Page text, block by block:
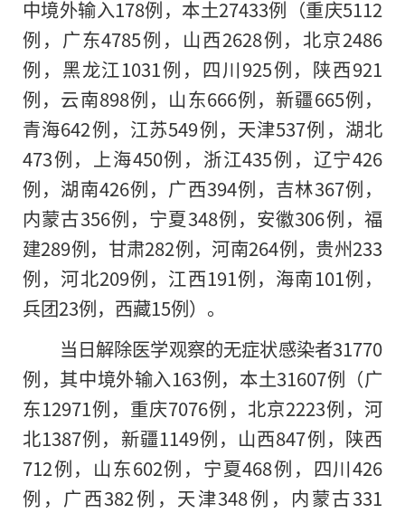
中境外输入178例，本土27433例（重庆5112
例，广东4785例，山西2628例，北京2486
例，黑龙江1031例，四川925例，陕西921
例，云南898例，山东666例，新疆665例，
青海642例，江苏549例，天津537例，湖北
473例，上海450例，浙江435例，辽宁426
例，湖南426例，广西394例，吉林367例，
内蒙古356例，宁夏348例，安徽306例，福
建289例，甘肃282例，河南264例，贵州233
例，河北209例，江西191例，海南101例，
兵团23例，西藏15例）。
当日解除医学观察的无症状感染者31770
例，其中境外输入163例，本土31607例（广
东12971例，重庆7076例，北京2223例，河
北1387例，新疆1149例，山西847例，陕西
712例，山东602例，宁夏468例，四川426
例，广西382例，天津348例，内蒙古331